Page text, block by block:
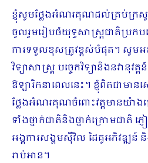
ខ្ញុំសូមថ្លែងអំណរគុណដល់គ្រប់ក្រសួ
ចូលរួមរៀបចំយុទ្ធសាស្រ្តជាតិប្រ​ក
ការទទួលខុសត្រូវខ្ពស់បំផុត។ សូម
វិទ្យាសាស្រ្ត បច្ចេក​វិទ្យានិងនវានុ
ឱឡារិកនាពេលនេះ។ ខ្ញុំពិតជាម
ថ្លែងអំណរគុណចំពោះវត្តមានយ៉ាងច្
ទាំងថ្នាក់ជាតិនិងថ្នាក់ក្រោមជាតិ ភ្
អង្គការសង្គមស៊ីវិល ដៃគូអភិវឌ្ឍន៍
រាប់អាន។